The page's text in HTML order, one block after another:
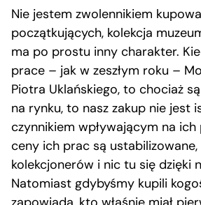
Nie jestem zwolennikiem
początkujących, kolekcja
ma po prostu inny charakter.
prace – jak w zeszłym roku –
Piotra Uklańskiego, to chociaż
na rynku, to nasz zakup nie jest
czynnikiem wpływającym na
ceny ich prac są
kolekcjonerów i nic tu się dzięki
Natomiast gdybyśmy kupili